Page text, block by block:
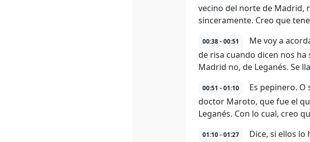
vecino del norte de Madrid,
sinceramente. Creo que
00:38 - 00:51
Me voy a
de risa cuando dicen nos
Madrid no, de Leganés. Se
00:51 - 01:10
Es pepinero. O
doctor Maroto, que fue el
Leganés. Con lo cual, creo
01:10 - 01:27
Dice, si ellos